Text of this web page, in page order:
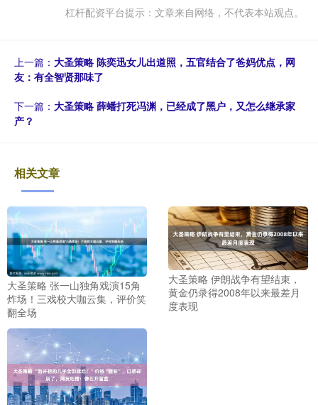
杠杆配资平台提示：文章来自网络，不代表本站观点。
上一篇： 大圣策略 陈奕迅女儿出道照，五官结合了爸妈优点，网
友：有全智贤那味了
下一篇： 大圣策略 薛蟠打死冯渊，已经成了黑户，又怎么继承家
产？
相关文章
大圣策略 张一山独角戏演15角
炸场！三戏校大咖云集，评价笑
翻全场
大圣策略 伊朗战争有望结束，
黄金仍录得2008年以来最差月
度表现